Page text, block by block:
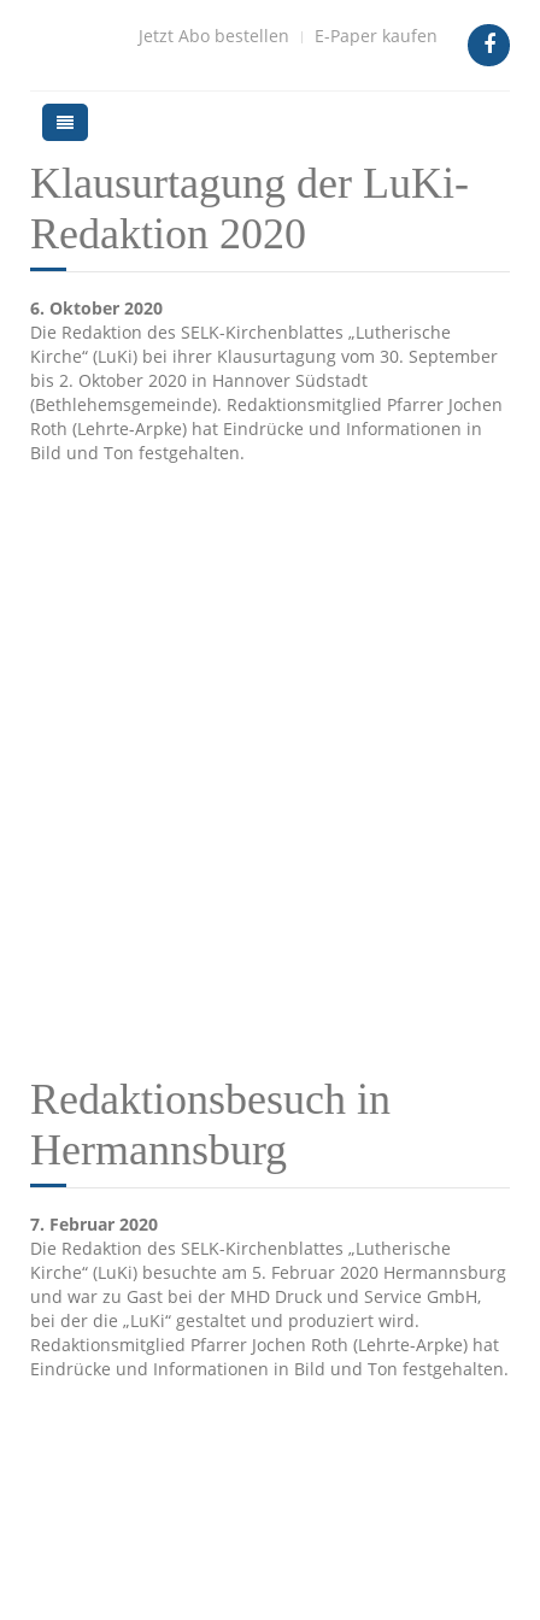
Jetzt Abo bestellen E-Paper kaufen
Klausurtagung der LuKi-
Redaktion 2020
6. Oktober 2020
Die Redaktion des SELK-Kirchenblattes „Lutherische
Kirche“ (LuKi) bei ihrer Klausurtagung vom 30. September
bis 2. Oktober 2020 in Hannover Südstadt
(Bethlehemsgemeinde). Redaktionsmitglied Pfarrer Jochen
Roth (Lehrte-Arpke) hat Eindrücke und Informationen in
Bild und Ton festgehalten.
Redaktionsbesuch in
Hermannsburg
7. Februar 2020
Die Redaktion des SELK-Kirchenblattes „Lutherische
Kirche“ (LuKi) besuchte am 5. Februar 2020 Hermannsburg
und war zu Gast bei der MHD Druck und Service GmbH,
bei der die „LuKi“ gestaltet und produziert wird.
Redaktionsmitglied Pfarrer Jochen Roth (Lehrte-Arpke) hat
Eindrücke und Informationen in Bild und Ton festgehalten.